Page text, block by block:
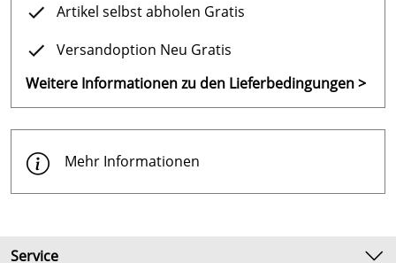
Artikel selbst abholen Gratis
Versandoption Neu Gratis
Weitere Informationen zu den Lieferbedingungen >
Mehr Informationen
Service